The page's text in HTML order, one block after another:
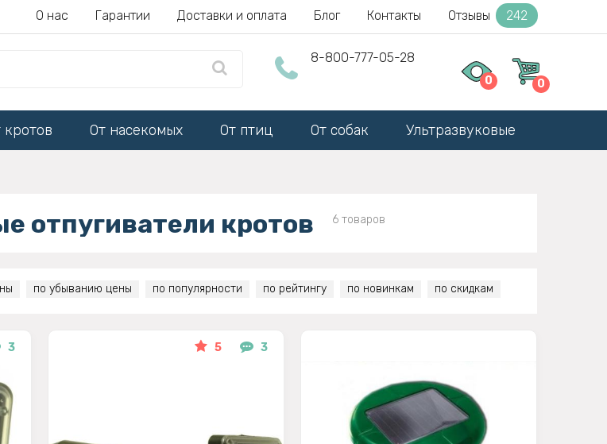
О нас Гарантии Доставки и оплата Блог Контакты Отзывы 242
8-800-777-05-28
0 0
кротов От насекомых От птиц От собак Ультразвуковые
отпугиватели кротов 6 товаров
по убыванию цены по популярности по рейтингу по новинкам по скидкам
3 5 3